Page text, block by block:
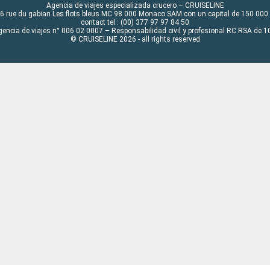
Agencia de viajes especializada crucero – CRUISELINE
rue du gabian Les flots bleus MC 98 000 Monaco SAM con un capital de 150 000
contact tel : (00) 377 97 97 84 50
de viajes n° 006 02 0007 – Responsabilidad civil y profesional RC RSA de
© CRUISELINE 2026 - all rights reserved